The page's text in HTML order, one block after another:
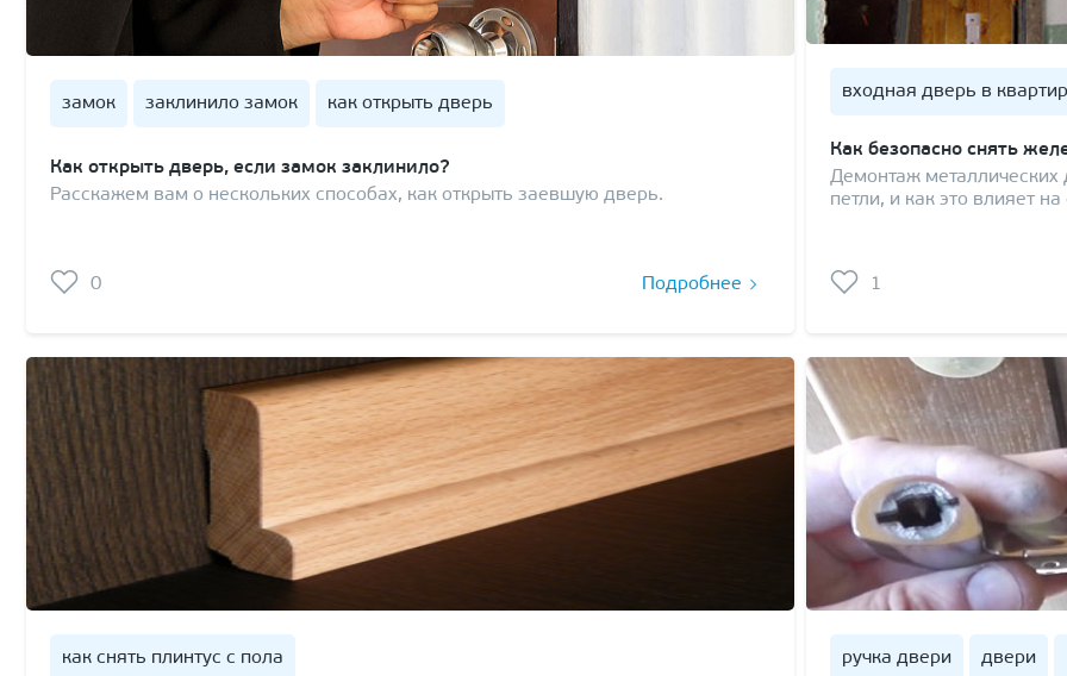
замок заклинило замок как открыть дверь
Как открыть дверь, если замок заклинило?
Расскажем вам о нескольких способах, как открыть заевшую дверь.
0 Подробнее
входная дверь в
Как безопасно снять
Демонтаж металлических
петли, и как это влияет
1
как снять плинтус с пола ручка двери двери